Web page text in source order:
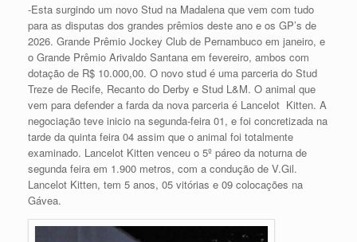
-Esta surgindo um novo Stud na Madalena que vem com tudo
para as disputas dos grandes prêmios deste ano e os GP’s de
2026. Grande Prêmio Jockey Club de Pernambuco em janeiro, e
o Grande Prêmio Arivaldo Santana em fevereiro, ambos com
dotação de R$ 10.000,00. O novo stud é uma parceria do Stud
Treze de Recife, Recanto do Derby e Stud L&M. O animal que
vem para defender a farda da nova parceria é Lancelot Kitten. A
negociação teve inicio na segunda-feira 01, e foi concretizada na
tarde da quinta feira 04 assim que o animal foi totalmente
examinado. Lancelot Kitten venceu o 5º páreo da noturna de
segunda feira em 1.900 metros, com a condução de V.Gil.
Lancelot Kitten, tem 5 anos, 05 vitórias e 09 colocações na
Gávea.